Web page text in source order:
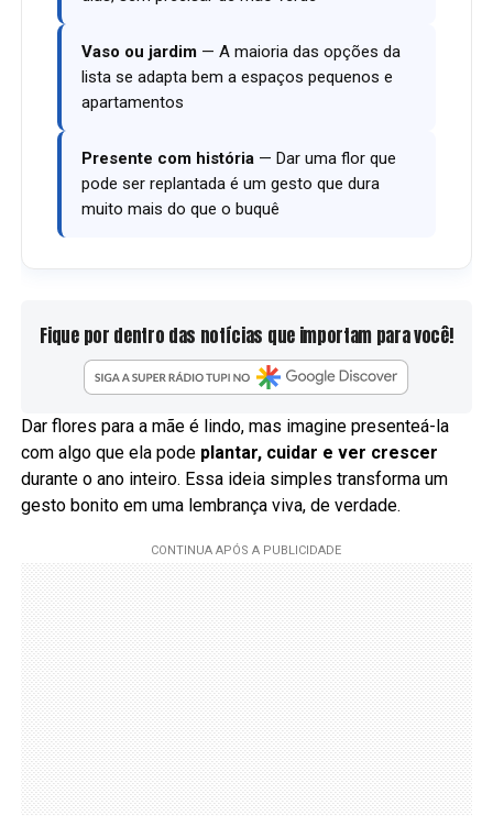
Vaso ou jardim— A maioria das opções da
lista se adapta bem a espaços pequenos e
apartamentos
Presente com história— Dar uma flor que
pode ser replantada é um gesto que dura
muito mais do que o buquê
Fique por dentro das notícias que importam para você!
Dar flores para a mãe é lindo, mas imagine presenteá-la
com algo que ela pode plantar, cuidar e ver crescer
durante o ano inteiro. Essa ideia simples transforma um
gesto bonito em uma lembrança viva, de verdade.